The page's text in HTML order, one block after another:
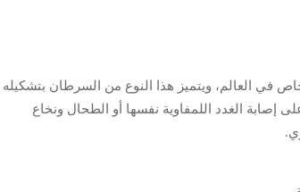
في العالم، ويتميز هذا النوع من السرطان بتشكيله
إصابة الغدد اللمفاوية نفسها أو الطحال ونخاع